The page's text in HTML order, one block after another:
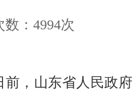
： 4994次
前，山东省人民政